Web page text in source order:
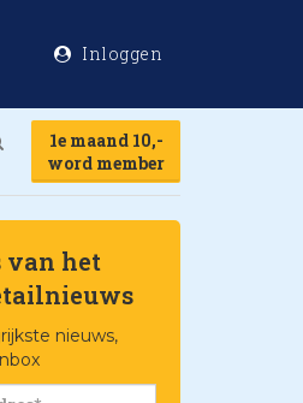
Inloggen
1e maand 10,-
word member
van het
nieuws,